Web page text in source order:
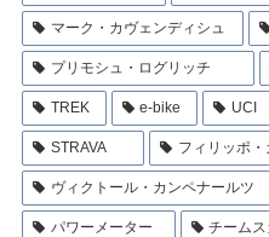
マーク・カヴェンディシュ
プリモシュ・ログリッチ
TREK e-bike UCI
STRAVA フィリッポ・
ヴィクトール・カンペナールツ
パワーメーター チームス